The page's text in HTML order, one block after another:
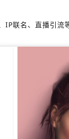
联名、直播引流